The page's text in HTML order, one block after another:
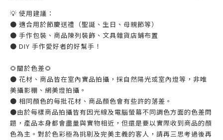
💡 使用建議：
● 適合用於節慶送禮（聖誕、生日、母親節等）
● 手作包裝、商品陳列裝飾、文具雜貨店鋪布置
● DIY 手作愛好者的好幫手！
🌻關於色差🌻
● 花材、商品皆在室內實品拍攝，採自然陽光或室內燈等，非唯
美攝影棚、網美燈拍攝。
● 相同顏色的每批花材、商品顏色會有些許的落差。
●由於每樣商品拍攝皆有因光線及電腦螢幕不同調色方面的色差問
題，產品本身都會盡量與實物相近，但還是要以實際收到商品的顏
色為主。對於色彩極為挑剔及完美主義的客人，請再三思考過後再